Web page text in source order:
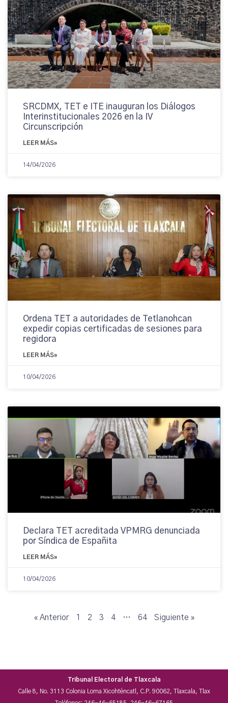
SRCDMX, TET e ITE inauguran los Diálogos
Interinstitucionales 2026 en la IV
Circunscripción
LEER MÁS»
14/04/2026
Ordena TET a autoridades de Tetlanohcan
expedir copias certificadas de sesiones para
regidora
LEER MÁS»
10/04/2026
Declara TET acreditada VPMRG denunciada
por Síndica de Españita
LEER MÁS»
10/04/2026
« Anterior 1 2 3 4 … 64 Siguiente »
Tribunal Electoral de Tlaxcala
Calle 8, No. 3113 Colonia Loma Xicohténcatl, C.P. 90062, Tlaxcala, Tlax